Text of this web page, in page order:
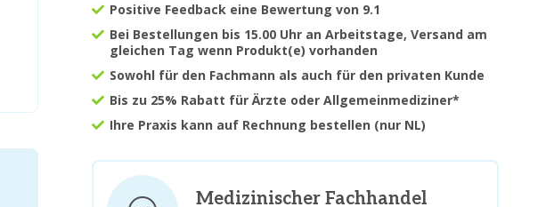
Positive Feedback eine Bewertung von 9.1
Bei Bestellungen bis 15.00 Uhr an Arbeitstage, Versand am
gleichen Tag wenn Produkt(e) vorhanden
Sowohl für den Fachmann als auch für den privaten Kunde
Bis zu 25% Rabatt für Ärzte oder Allgemeinmediziner*
Ihre Praxis kann auf Rechnung bestellen (nur NL)
Medizinischer Fachhandel